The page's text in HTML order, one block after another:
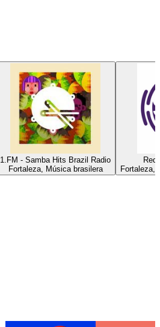
1.FM - Samba Hits Brazil Radio
Fortaleza, Música brasilera
Fortaleza,